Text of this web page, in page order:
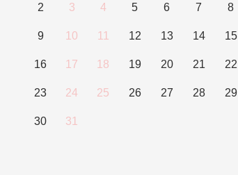
2 3 4 5 6 7 8
9 10 11 12 13 14 15
16 17 18 19 20 21 22
23 24 25 26 27 28 29
30 31